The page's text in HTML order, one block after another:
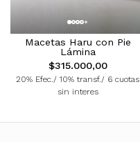
Macetas Haru con Pie
Lámina
$315.000,00
20% Efec./ 10% transf./ 6 cuotas
sin interes